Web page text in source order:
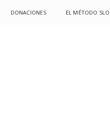
DONACIONES EL MÉTODO